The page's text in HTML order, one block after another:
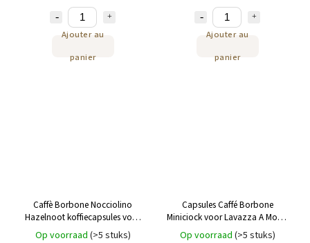
Ajouter au
panier
Ajouter au
panier
Caffè Borbone Nocciolino
Hazelnoot koffiecapsules voor
Lavazza A Modo Mio 16 stuks
Op voorraad (>5 stuks)
Capsules Caffé Borbone
Miniciock voor Lavazza A Modo
Mio® 16 st
Op voorraad (>5 stuks)